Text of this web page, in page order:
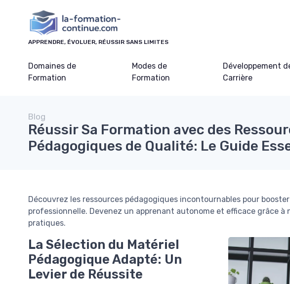
APPRENDRE, ÉVOLUER, RÉUSSIR SANS LIMITES
Domaines de
Formation
Modes de
Formation
Développement
Carrière
Blog
Réussir Sa Formation avec des
Pédagogiques de Qualité: Le Guide
Découvrez les ressources pédagogiques incontournables pour
professionnelle. Devenez un apprenant autonome et efficace grâce
pratiques.
La Sélection du Matériel
Pédagogique Adapté: Un
Levier de Réussite